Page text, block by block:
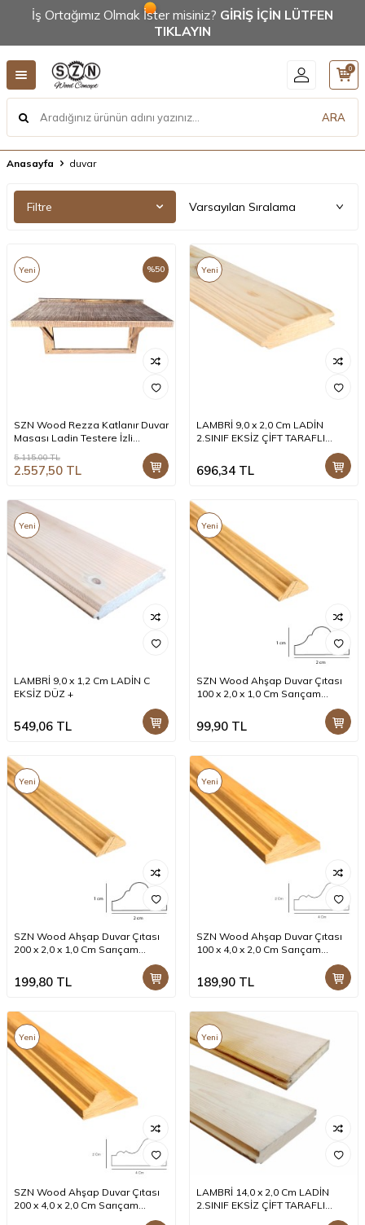
İş Ortağımız Olmak İster misiniz? GİRİŞ İÇİN LÜTFEN
TIKLAYIN
ARA
0
Anasayfa duvar
Filtre
%50
Yeni
SZN Wood Rezza Katlanır Duvar
Masası Ladin Testere İzli
5.115,00TL
2.557,50 TL
Yeni
LAMBRİ 9,0 x 2,0 Cm LADİN
2.SINIF EKSİZ ÇİFT TARAFLI
696,34 TL
Yeni
LAMBRİ 9,0 x 1,2 Cm LADİN C
EKSİZ DÜZ +
549,06 TL
Yeni
SZN Wood Ahşap Duvar Çıtası
100 x 2,0 x 1,0 Cm Sarıçam
99,90 TL
Yeni
SZN Wood Ahşap Duvar Çıtası
200 x 2,0 x 1,0 Cm Sarıçam
199,80 TL
Yeni
SZN Wood Ahşap Duvar Çıtası
100 x 4,0 x 2,0 Cm Sarıçam
189,90 TL
Yeni
SZN Wood Ahşap Duvar Çıtası
200 x 4,0 x 2,0 Cm Sarıçam
Yeni
LAMBRİ 14,0 x 2,0 Cm LADİN
2.SINIF EKSİZ ÇİFT TARAFLI